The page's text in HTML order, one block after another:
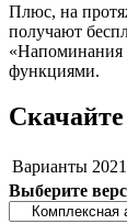
Плюс, на
получают
«Напоминания
функциями.
Варианты 2021
Выберите